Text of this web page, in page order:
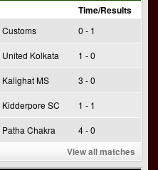
Time/Results
0 - 1
Kolkata 1 - 0
MS 3 - 0
SC 1 - 1
Chakra 4 - 0
View all matches